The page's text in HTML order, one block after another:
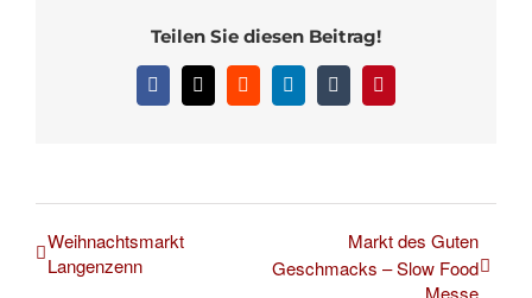
Teilen Sie diesen Beitrag!
Facebook
X RedditLinkedInTumblrPinterest
Weihnachtsmarkt
Langenzenn
Markt des Guten
Geschmacks – Slow Food
Messe